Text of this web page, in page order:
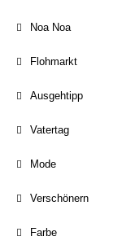
Noa Noa
Flohmarkt
Ausgehtipp
Vatertag
Mode
Verschönern
Farbe